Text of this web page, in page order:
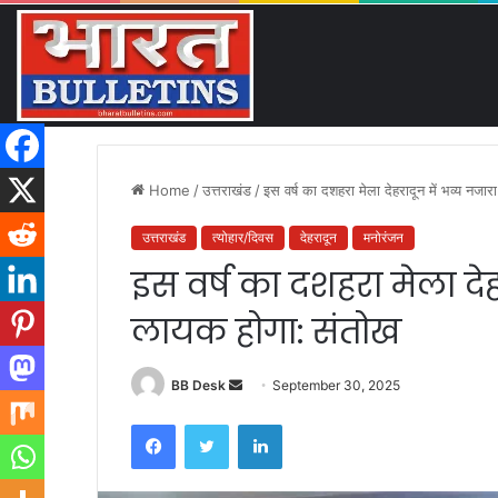
Saturday, August 8 2026 Breaking News
Home /उत्तराखंड /इस वर्ष का दशहरा मेला देहरादून में भव्य
उत्तराखंड त्योहार/दिवस देहरादून मनोरंजन
इस वर्ष का दशहरा मेला
लायक होगा: संतोख
BB Desk
d
a
September 30, 2025